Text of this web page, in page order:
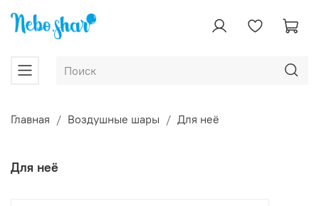
Главная Воздушные шары Для неё
Для неё